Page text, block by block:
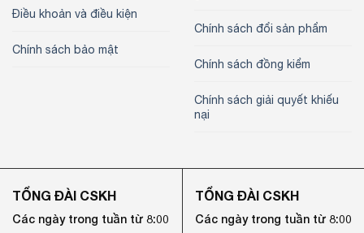
Điều khoản và điều kiện
Chính sách bảo mật
Chính sách đổi sản phẩm
Chính sách đồng kiểm
Chính sách giải quyết khiếu
nại
TỔNG ĐÀI CSKH
Các ngày trong tuần từ 8:00
TỔNG ĐÀI CSKH
Các ngày trong tuần từ 8:00